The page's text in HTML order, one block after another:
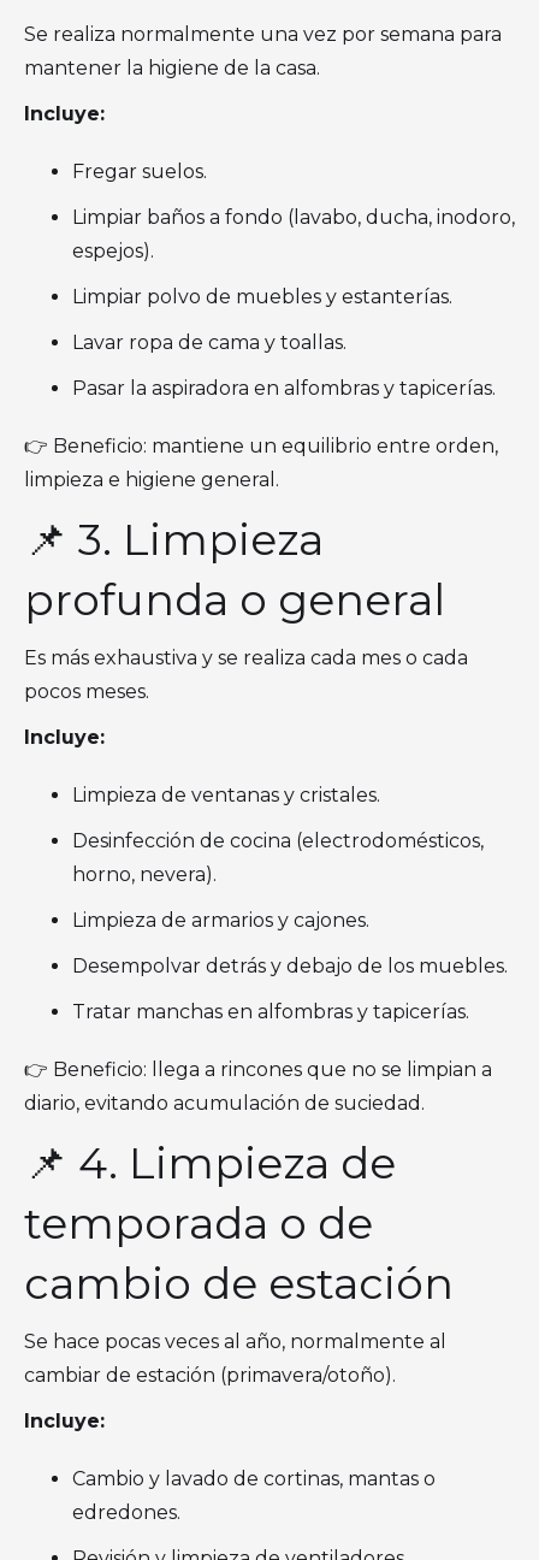
Se realiza normalmente una vez por semana para
mantener la higiene de la casa.
Incluye:
Fregar suelos.
Limpiar baños a fondo (lavabo, ducha, inodoro,
espejos).
Limpiar polvo de muebles y estanterías.
Lavar ropa de cama y toallas.
Pasar la aspiradora en alfombras y tapicerías.
👉 Beneficio: mantiene un equilibrio entre orden,
limpieza e higiene general.
📌 3. Limpieza
profunda o general
Es más exhaustiva y se realiza cada mes o cada
pocos meses.
Incluye:
Limpieza de ventanas y cristales.
Desinfección de cocina (electrodomésticos,
horno, nevera).
Limpieza de armarios y cajones.
Desempolvar detrás y debajo de los muebles.
Tratar manchas en alfombras y tapicerías.
👉 Beneficio: llega a rincones que no se limpian a
diario, evitando acumulación de suciedad.
📌 4. Limpieza de
temporada o de
cambio de estación
Se hace pocas veces al año, normalmente al
cambiar de estación (primavera/otoño).
Incluye:
Cambio y lavado de cortinas, mantas o
edredones.